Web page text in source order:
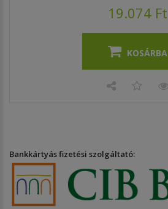
19.074 Ft
KOSÁRBA
Bankkártyás fizetési szolgáltató: